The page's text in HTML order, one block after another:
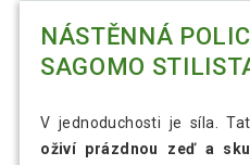
NÁSTĚNNÁ
SAGOMO
V jednoduchosti je síla.
oživí prázdnou zeď a